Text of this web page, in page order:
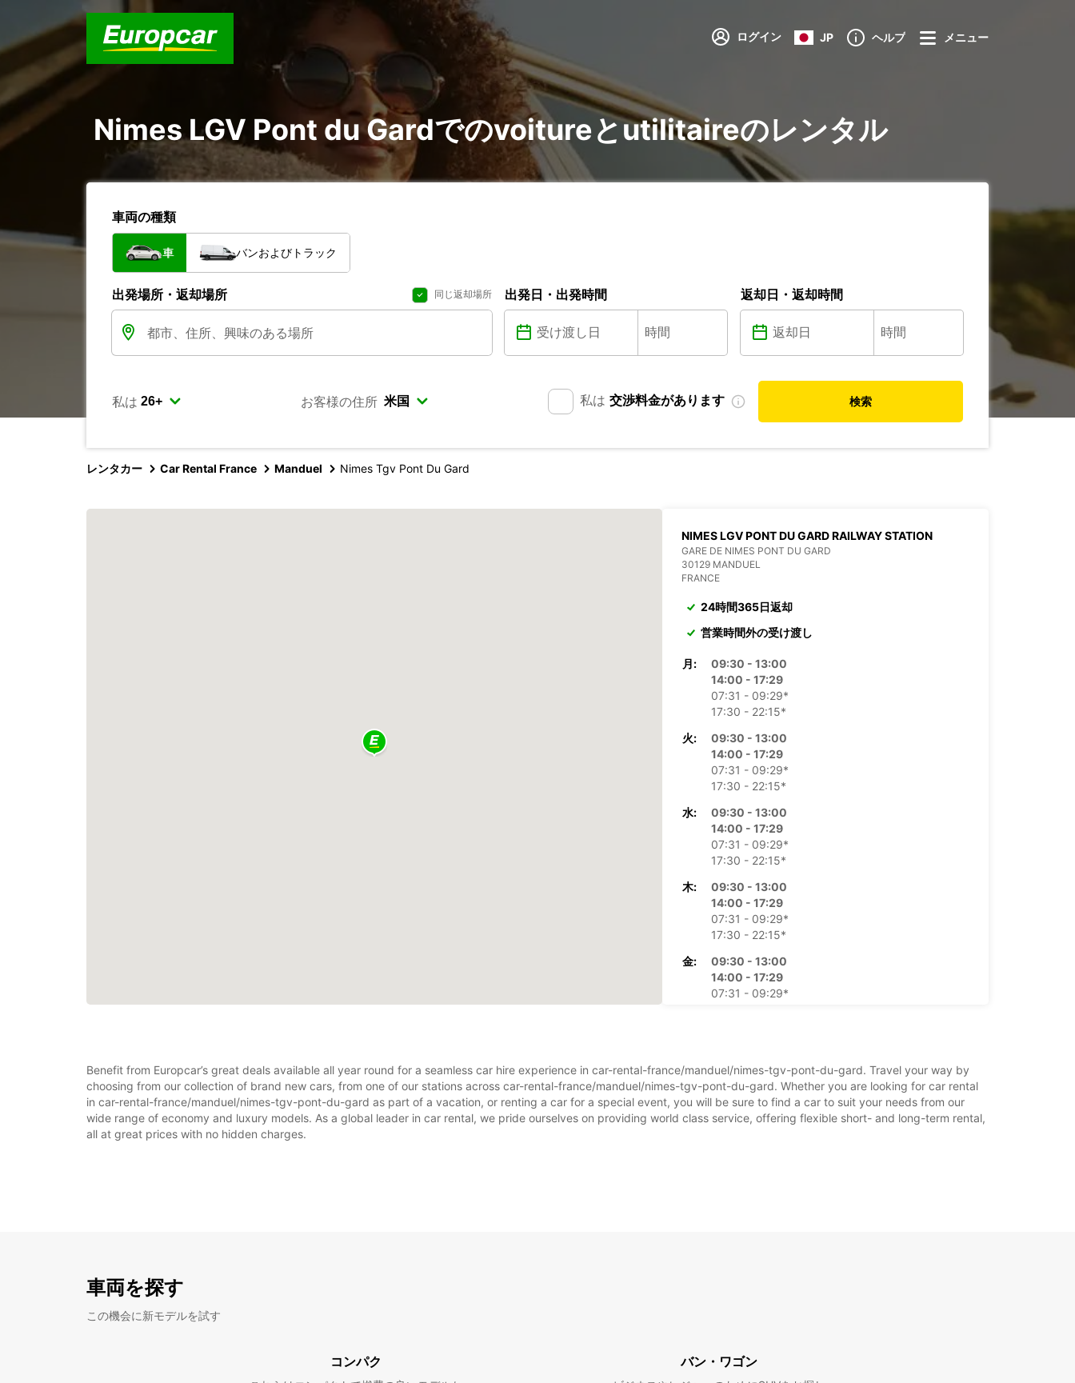
ログイン JP ヘルプ メニュー
Nimes LGV Pont du Gardでのvoitureとutilitaireのレンタル
車両の種類
車 バンおよびトラック
出発場所・返却場所 同じ返却場所 出発日・出発時間 返却日・返却時間
私は お客様の住所 私は 交渉料金があります 検索
レンタカー Car Rental France Manduel Nimes Tgv Pont Du Gard
NIMES LGV PONT DU GARD RAILWAY STATION
GARE DE NIMES PONT DU GARD
30129 MANDUEL
FRANCE
24時間365日返却
営業時間外の受け渡し
月:
09:30 - 13:00
14:00 - 17:29
07:31 - 09:29*
17:30 - 22:15*
火:
09:30 - 13:00
14:00 - 17:29
07:31 - 09:29*
17:30 - 22:15*
水:
09:30 - 13:00
14:00 - 17:29
07:31 - 09:29*
17:30 - 22:15*
木:
09:30 - 13:00
14:00 - 17:29
07:31 - 09:29*
17:30 - 22:15*
金:
09:30 - 13:00
14:00 - 17:29
07:31 - 09:29*
日:
休業
07:31 - 22:15*
※追加料金あり
Benefit from Europcar’s great deals available all year round for a seamless car hire experience in car-rental-france/manduel/nimes-tgv-pont-du-gard. Travel your way by
choosing from our collection of brand new cars, from one of our stations across car-rental-france/manduel/nimes-tgv-pont-du-gard. Whether you are looking for car rental
in car-rental-france/manduel/nimes-tgv-pont-du-gard as part of a vacation, or renting a car for a special event, you will be sure to find a car to suit your needs from our
wide range of economy and luxury models. As a global leader in car rental, we pride ourselves on providing world class service, offering flexible short- and long-term rental,
all at great prices with no hidden charges.
車両を探す
この機会に新モデルを試す
コンパク バン・ワゴン